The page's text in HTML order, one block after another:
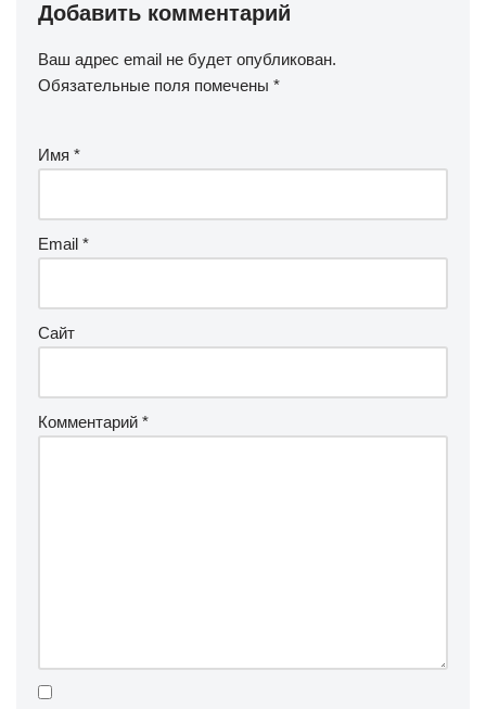
Добавить комментарий
Ваш адрес email не будет опубликован.
Обязательные поля помечены *
Имя *
Email *
Сайт
Комментарий *